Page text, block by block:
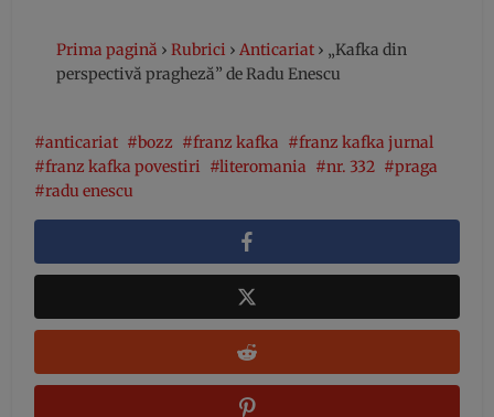
Prima pagină › Rubrici › Anticariat › „Kafka din
perspectivă pragheză” de Radu Enescu
anticariat bozz franz kafka
franz kafka jurnal
franz kafka povestiri
literomania nr. 332
praga
radu enescu